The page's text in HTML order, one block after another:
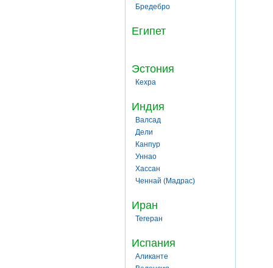
Бредебро
Египет
Эстония
Кехра
Индия
Валсад
Дели
Канпур
Уннао
Хассан
Ченнай (Мадрас)
Иран
Тегеран
Испания
Аликанте